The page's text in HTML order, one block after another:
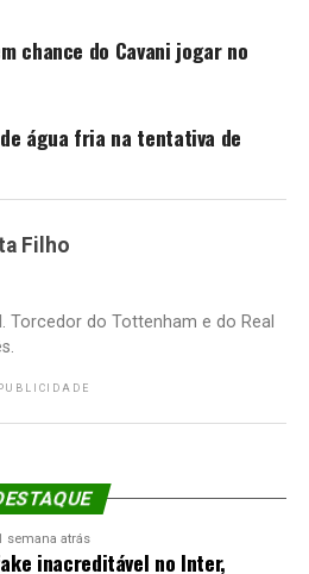
chance do Cavani jogar no
água fria na tentativa de
Filho
Torcedor do Tottenham e do Real
PUBLICIDADE
semana atrás
inacreditável no Inter,